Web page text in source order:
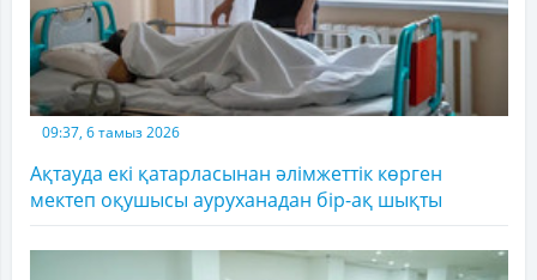
09:37, 6 тамыз 2026
Ақтауда екі қатарласынан әлімжеттік көрген
мектеп оқушысы ауруханадан бір-ақ шықты